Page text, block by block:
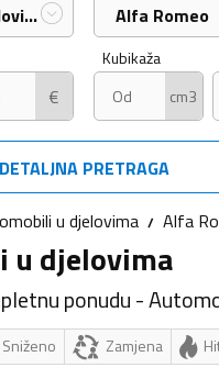
Automobili u djelovima Alfa Romeo
€
Kubikaža
cm3
DETALJNA PRETRAGA
u djelovima Alfa
u djelovima
ponudu -
Sniženo Zamjena